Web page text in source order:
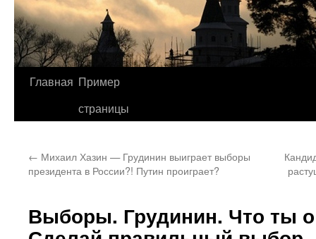
Перейти
Главная Пример
страницы
← Михаил Хазин — Грудинин выиграет выборы
президента в России?! Путин проиграет?
Выборы. Грудинин. Что ты